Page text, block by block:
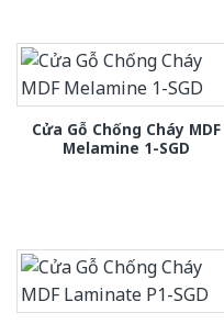
Cửa Gỗ Chống Cháy MDF
Melamine 1-SGD